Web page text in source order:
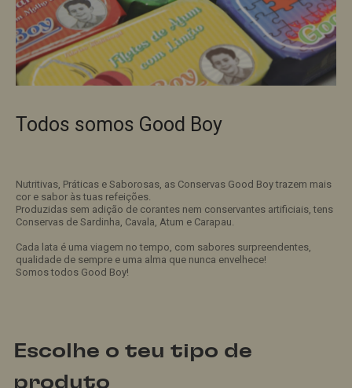
Todos somos Good Boy
Nutritivas, Práticas e Saborosas, as Conservas Good Boy trazem mais
cor e sabor às tuas refeições.
Produzidas sem adição de corantes nem conservantes artificiais, tens
Conservas de Sardinha, Cavala, Atum e Carapau.
Cada lata é uma viagem no tempo, com sabores surpreendentes,
qualidade de sempre e uma alma que nunca envelhece!
Somos todos Good Boy!
Escolhe o teu tipo de
produto